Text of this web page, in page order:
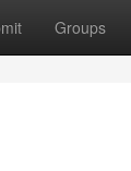
Groups